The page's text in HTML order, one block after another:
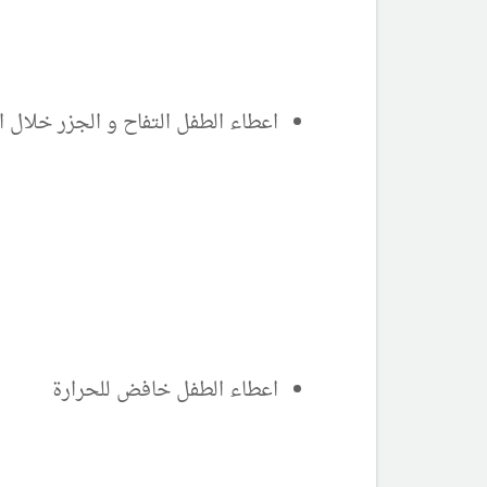
اعطاء الطفل التفاح و الجزر خلال
اعطاء الطفل خافض للحرارة